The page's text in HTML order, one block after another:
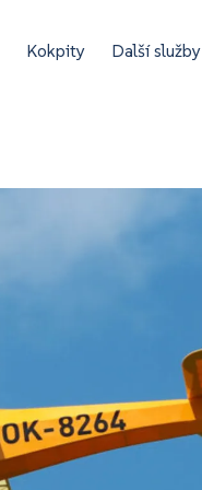
Kokpity Další služby